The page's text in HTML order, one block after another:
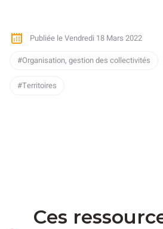
Publiée le Vendredi 18 Mars 2022
Organisation, gestion des collectivités
Territoires
Ces